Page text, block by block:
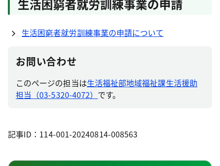
生活困窮者就労訓練事業の申請
生活困窮者就労訓練事業の申請について
お問い合わせ
このページの担当は生活福祉部地域福祉課生活援助
担当（03-5320-4072） です。
記事ID：114-001-20240814-008563